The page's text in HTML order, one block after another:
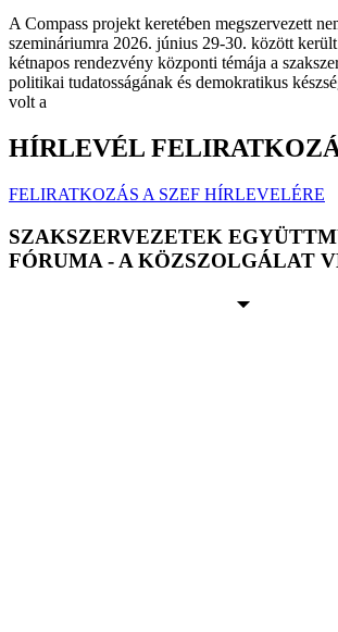
A Compass projekt keretében megszervezett
szemináriumra 2026. június 29-30. között
kétnapos rendezvény központi témája a
politikai tudatosságának és demokratikus
volt a
HÍRLEVÉL
FELIRATKOZÁS A SZEF HÍRLEVELÉRE
SZAKSZERVEZETEK
FÓRUMA - A KÖZSZOLGÁLAT